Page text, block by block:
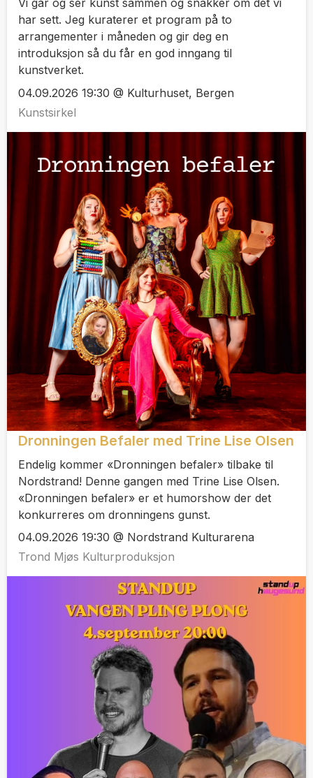
Vi går og ser kunst sammen og snakker om det vi
har sett. Jeg kuraterer et program på to
arrangementer i måneden og gir deg en
introduksjon så du får en god inngang til
kunstverket.
04.09.2026 19:30 @ Kulturhuset, Bergen
Kunstsirkel
Dronningen Befaler med Trine Lise Olsen
Endelig kommer «Dronningen befaler» tilbake til
Nordstrand! Denne gangen med Trine Lise Olsen.
«Dronningen befaler» er et humorshow der det
konkurreres om dronningens gunst.
04.09.2026 19:30 @ Nordstrand Kulturarena
Trond Mjøs Kulturproduksjon